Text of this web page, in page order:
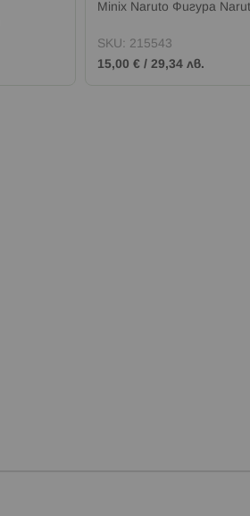
Minix Naruto Фигура
SKU: 215543
15,00 € / 29,34 лв.